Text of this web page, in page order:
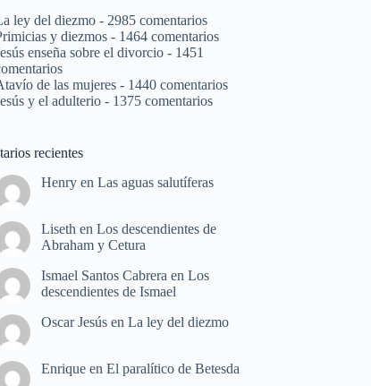
ley del diezmo - 2985 comentarios
y diezmos - 1464 comentarios
enseña sobre el divorcio - 1451
de las mujeres - 1440 comentarios
y el adulterio - 1375 comentarios
recientes
Henry enLas aguas salutíferas
Liseth enLos descendientes de
Abraham y Cetura
Ismael Santos Cabrera enLos
descendientes de Ismael
Oscar Jesús enLa ley del diezmo
Enrique enEl paralítico de Betesda